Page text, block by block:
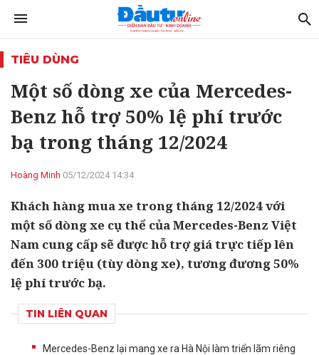
TIÊU DÙNG
Một số dòng xe của Mercedes-
Benz hỗ trợ 50% lệ phí trước
bạ trong tháng 12/2024
Hoàng Minh 05/12/2024 14:34
Khách hàng mua xe trong tháng 12/2024 với
một số dòng xe cụ thể của Mercedes-Benz Việt
Nam cung cấp sẽ được hỗ trợ giá trực tiếp lên
đến 300 triệu (tùy dòng xe), tương đương 50%
lệ phí trước bạ.
TIN LIÊN QUAN
Mercedes-Benz lại mang xe ra Hà Nội làm triển lãm riêng